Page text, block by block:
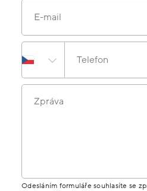
E-mail
Telefon
Zpráva
Odesláním formuláře souhlasíte se